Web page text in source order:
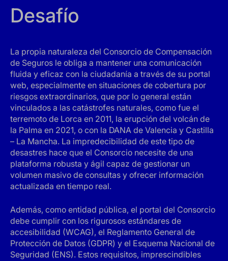
Desafío
La propia naturaleza del Consorcio de Compensación
de Seguros le obliga a mantener una comunicación
fluida y eficaz con la ciudadanía a través de su portal
web, especialmente en situaciones de cobertura por
riesgos extraordinarios, que por lo general están
vinculados a las catástrofes naturales, como fue el
terremoto de Lorca en 2011, la erupción del volcán de
la Palma en 2021, o con la DANA de Valencia y Castilla
– La Mancha. La impredecibilidad de este tipo de
desastres hace que el Consorcio necesite de una
plataforma robusta y ágil capaz de gestionar un
volumen masivo de consultas y ofrecer información
actualizada en tiempo real.
Además, como entidad pública, el portal del Consorcio
debe cumplir con los rigurosos estándares de
accesibilidad (WCAG), el Reglamento General de
Protección de Datos (GDPR) y el Esquema Nacional de
Seguridad (ENS). Estos requisitos, imprescindibles